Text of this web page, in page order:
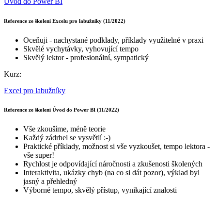
Reference ze školení Excelu pro labužníky (11/2022)
Oceňuji - nachystané podklady, příklady využitelné v praxi
Skvělé vychytávky, vyhovující tempo
Skvělý lektor - profesionální, sympatický
Kurz:
Excel pro labužníky
Reference ze školení Úvod do Power BI (11/2022)
Vše zkoušíme, méně teorie
Každý zádrhel se vysvětlí :-)
Praktické příklady, možnost si vše vyzkoušet, tempo lektora -
vše super!
Rychlost je odpovídající náročnosti a zkušenosti školených
Interaktivita, ukázky chyb (na co si dát pozor), výklad byl
jasný a přehledný
Výborné tempo, skvělý přístup, vynikající znalosti